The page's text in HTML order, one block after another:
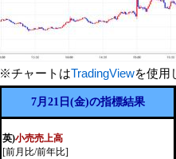
※チャートはTradingViewを使用
7月21日(金)の指標結果
英)小売売上高
[前月比/前年比]